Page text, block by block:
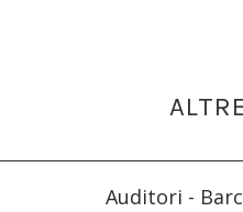
Auditori -